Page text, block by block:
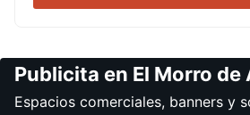
Publicita en El Morro de
Espacios comerciales, banners y